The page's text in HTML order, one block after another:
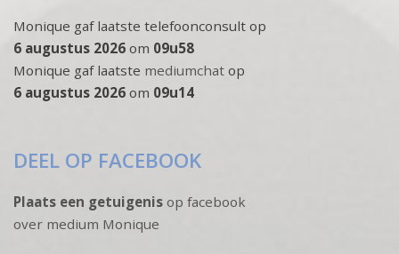
Monique gaf laatste telefoonconsult op
6 augustus 2026 om 09u58
Monique gaf laatste mediumchat op
6 augustus 2026 om 09u14
DEEL OP FACEBOOK
Plaats een getuigenis op facebook
over medium Monique